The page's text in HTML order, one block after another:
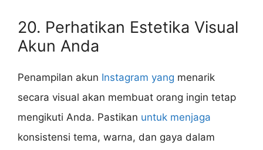
20. Perhatikan Estetika Visual
Akun Anda
Penampilan akun Instagram yang menarik
secara visual akan membuat orang ingin tetap
mengikuti Anda. Pastikan untuk menjaga
konsistensi tema, warna, dan gaya dalam